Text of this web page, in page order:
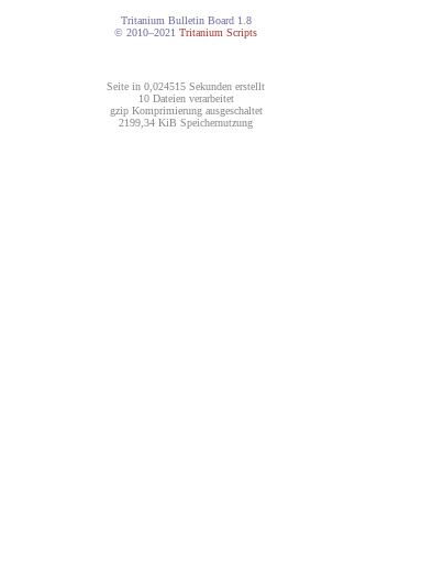
Tritanium Bulletin Board 1.8
© 2010–2021 Tritanium Scripts
Seite in 0,024515 Sekunden erstellt
10 Dateien verarbeitet
gzip Komprimierung ausgeschaltet
2199,34 KiB Speichernutzung